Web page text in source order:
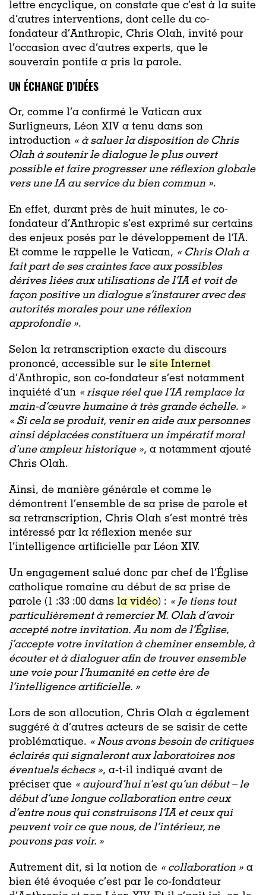
lettre encyclique, on constate que c’est à la suite
d’autres interventions, dont celle du co-
fondateur d’Anthropic, Chris Olah, invité pour
l’occasion avec d’autres experts, que le
souverain pontife a pris la parole.
UN ÉCHANGE D’IDÉES
Or, comme l’a confirmé le Vatican aux
Surligneurs, Léon XIV a tenu dans son
introduction « à saluer la disposition de Chris
Olah à soutenir le dialogue le plus ouvert
possible et faire progresser une réflexion globale
vers une IA au service du bien commun ».
En effet, durant près de huit minutes, le co-
fondateur d’Anthropic s’est exprimé sur certains
des enjeux posés par le développement de l’IA.
Et comme le rappelle le Vatican, « Chris Olah a
fait part de ses craintes face aux possibles
dérives liées aux utilisations de l’IA et voit de
façon positive un dialogue s’instaurer avec des
autorités morales pour une réflexion
approfondie ».
Selon la retranscription exacte du discours
prononcé, accessible sur le site Internet
d’Anthropic, son co-fondateur s’est notamment
inquiété d’un « risque réel que l’IA remplace la
main-d’œuvre humaine à très grande échelle. »
« Si cela se produit, venir en aide aux personnes
ainsi déplacées constituera un impératif moral
d’une ampleur historique », a notamment ajouté
Chris Olah.
Ainsi, de manière générale et comme le
démontrent l’ensemble de sa prise de parole et
sa retranscription, Chris Olah s’est montré très
intéressé par la réflexion menée sur
l’intelligence artificielle par Léon XIV.
Un engagement salué donc par chef de l’Église
catholique romaine au début de sa prise de
parole (1 :33 :00 dans la vidéo) : « Je tiens tout
particulièrement à remercier M. Olah d’avoir
accepté notre invitation. Au nom de l’Église,
j’accepte votre invitation à cheminer ensemble, à
écouter et à dialoguer afin de trouver ensemble
une voie pour l’humanité en cette ère de
l’intelligence artificielle. »
Lors de son allocution, Chris Olah a également
suggéré à d’autres acteurs de se saisir de cette
problématique. « Nous avons besoin de critiques
éclairés qui signaleront aux laboratoires nos
éventuels échecs », a-t-il indiqué avant de
préciser que « aujourd’hui n’est qu’un début – le
début d’une longue collaboration entre ceux
d’entre nous qui construisons l’IA et ceux qui
peuvent voir ce que nous, de l’intérieur, ne
pouvons pas voir. »
Autrement dit, si la notion de « collaboration » a
bien été évoquée c’est par le co-fondateur